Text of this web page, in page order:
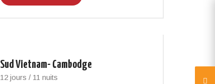
Sud Vietnam- Cambodge
12 jours / 11 nuits